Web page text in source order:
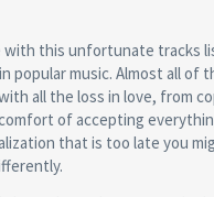
with this unfortunate tracks
popular music. Almost all of
all the loss in love, from
of accepting
that is too late you